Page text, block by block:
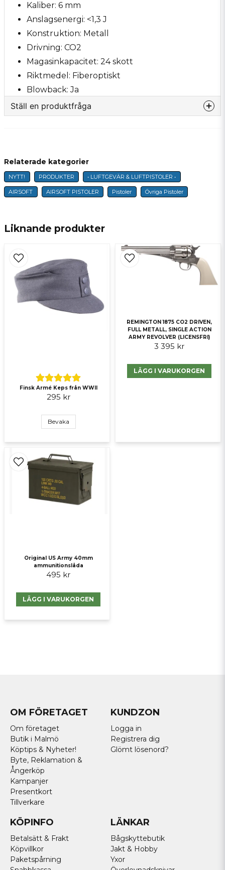
Kaliber: 6 mm
Anslagsenergi: <1,3 J
Konstruktion: Metall
Drivning: CO2
Magasinkapacitet: 24 skott
Riktmedel: Fiberoptiskt
Blowback: Ja
Ställ en produktfråga
name
Namn
email
E-postadress
Ja, ni får publicera min fråga
Skicka fråga
Liknande produkter
Finsk Armé Keps från WWII
295 kr
Bevaka
REMINGTON 1875 CO2 DRIVEN,
FULL METALL, SINGLE ACTION
ARMY REVOLVER (LICENSFRI)
3 395 kr
LÄGG I VARUKORGEN
Original US Army 40mm
ammunitionslåda
495 kr
LÄGG I VARUKORGEN
Relaterade kategorier
NYTT! PRODUKTER • LUFTGEVÄR & LUFTPISTOLER •
AIRSOFT AIRSOFT PISTOLER Pistoler Övriga Pistoler
OM FÖRETAGET
Om företaget
Butik i Malmö
Köptips & Nyheter!
Byte, Reklamation &
Ångerköp
Kampanjer
Presentkort
Tillverkare
KUNDZON
Logga in
Registrera dig
Glömt lösenord?
KÖPINFO
Betalsätt & Frakt
Köpvillkor
Paketspårning
LÄNKAR
Bågskyttebutik
Jakt & Hobby
Yxor